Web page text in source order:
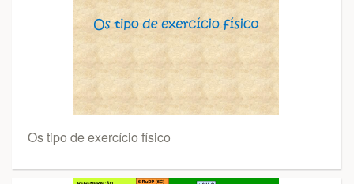
Os tipo de exercício físico